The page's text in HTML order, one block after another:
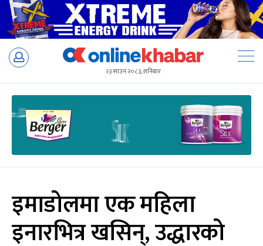
Skip
२३ साउन २०८३, शनिबार
इमाडोलमा एक महिला
इनारभित्र खसिन्, उद्धारको